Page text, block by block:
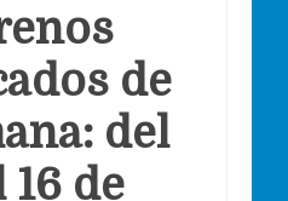
de
del
16 de